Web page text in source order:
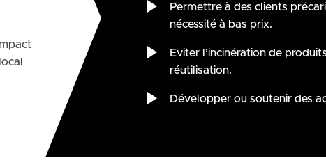
Permettre à des clients
nécessité à bas prix.
Eviter l’incinération de
réutilisation.
Développer ou soutenir des